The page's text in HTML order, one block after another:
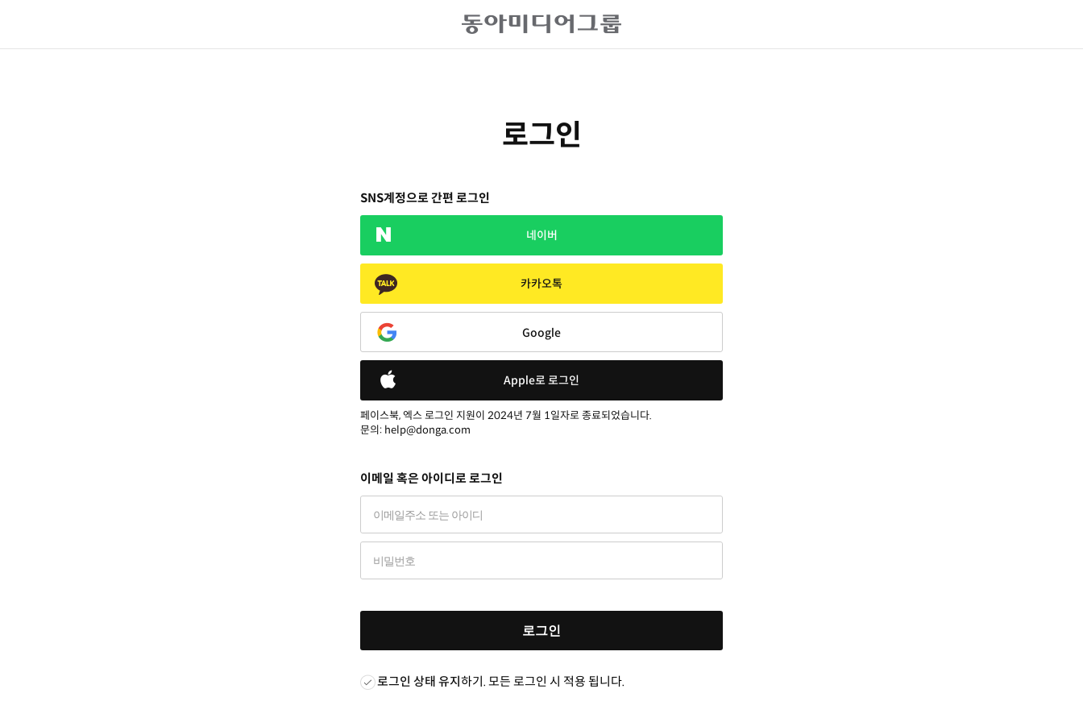
로그인
SNS계정으로 간편 로그인
네이버
카카오톡
Google
Apple로 로그인
페이스북, 엑스 로그인 지원이 2024년 7월 1일자로 종료되었습니다.
문의: help@donga.com
이메일 혹은 아이디로 로그인
로그인
로그인 상태 유지하기. 모든 로그인 시 적용 됩니다.